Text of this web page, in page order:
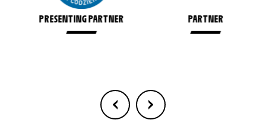
PRESENTING PARTNER PARTNER